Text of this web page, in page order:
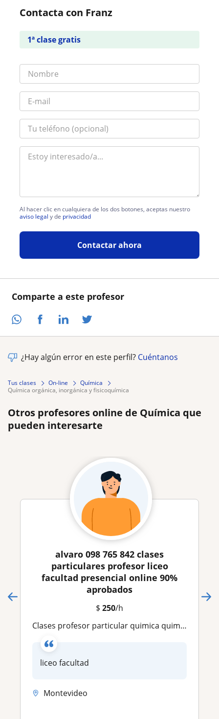
Comparte a este profesor
Contacta con Franz
1ª clase gratis
Al hacer clic en cualquiera de los dos botones, aceptas nuestro
aviso legal y de privacidad
Contactar ahora
¿Hay algún error en este perfil? Cuéntanos
Tus clases On-line
Química
química orgánica, inorgánica y fisicoquímica
Otros profesores online de Química que
pueden interesarte
alvaro 098 765 842 clases
particulares profesor liceo
facultad presencial online 90%
aprobados
$ 250/h
clases profesor particular quimica quimica basica quimica organica inorganica ort catolica montevideo ude utu matematica fisica
liceo facultad
Montevideo